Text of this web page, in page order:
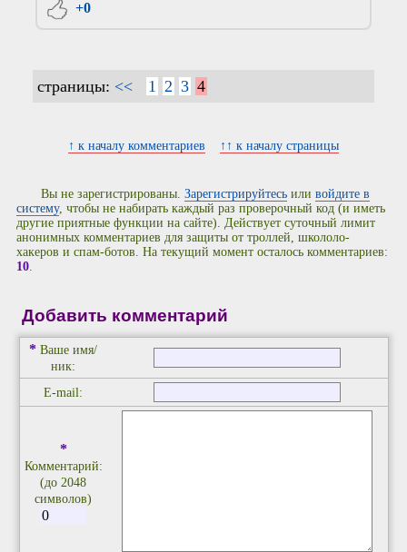
+0
страницы: << 1 2 3 4
↑ к началу комментариев ↑↑ к началу страницы
Вы не зарегистрированы.Зарегистрируйтесь иливойдите в
систему, чтобы не набирать каждый раз проверочный код (и иметь
другие приятные функции на сайте). Действует суточный лимит
анонимных комментариев для защиты от троллей, школоло-
хакеров и спам-ботов. На текущий момент осталось комментариев:
10.
Добавить комментарий
* Ваше имя/
ник:
E-mail:
*
Комментарий:
(до 2048
символов)